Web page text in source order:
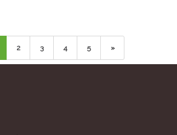
2 3 4 5 »